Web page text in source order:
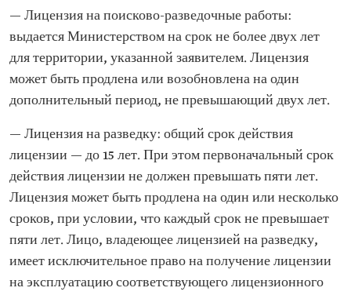
— Лицензия на поисково-разведочные работы:
выдается Министерством на срок не более двух лет
для территории, указанной заявителем. Лицензия
может быть продлена или возобновлена на один
дополнительный период, не превышающий двух лет.
— Лицензия на разведку: общий срок действия
лицензии — до 15 лет. При этом первоначальный срок
действия лицензии не должен превышать пяти лет.
Лицензия может быть продлена на один или несколько
сроков, при условии, что каждый срок не превышает
пяти лет. Лицо, владеющее лицензией на разведку,
имеет исключительное право на получение лицензии
на эксплуатацию соответствующего лицензионного